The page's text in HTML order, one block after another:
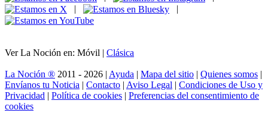
|
|
Ver La Noción en: Móvil | Clásica
La Noción ® 2011 - 2026 | Ayuda | Mapa del sitio | Quienes somos |
Envíanos tu Noticia | Contacto | Aviso Legal | Condiciones de Uso y
Privacidad | Política de cookies | Preferencias del consentimiento de
cookies